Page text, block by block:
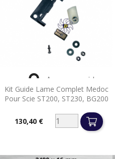
Kit Guide Lame Complet Medoc
Pour Scie ST200, ST230, BG200
130,40 €
 Aperçu rapide